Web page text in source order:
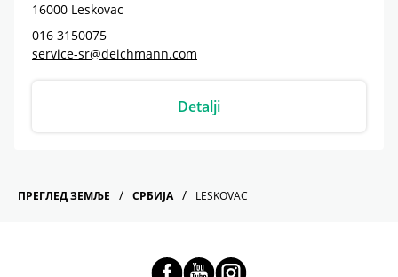
16000 Leskovac
016 3150075
service-sr@deichmann.com
Detalji
ПРЕГЛЕД ЗЕМЉЕ СРБИЈА LESKOVAC